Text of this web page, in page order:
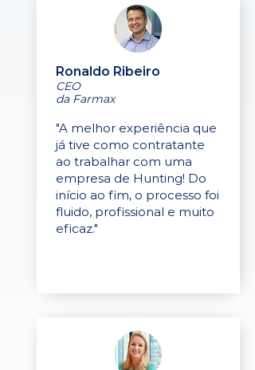
Ronaldo Ribeiro
CEO
da Farmax
"A melhor experiência que
já tive como contratante
ao trabalhar com uma
empresa de Hunting! Do
início ao fim, o processo foi
fluido, profissional e muito
eficaz."